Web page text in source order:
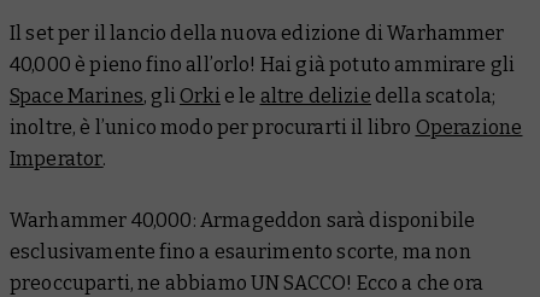
Il set per il lancio della nuova edizione di Warhammer
40,000 è pieno fino all’orlo! Hai già potuto ammirare gli
Space Marines, gli Orki e le altre delizie della scatola;
inoltre, è l’unico modo per procurarti il libro Operazione
Imperator.
Warhammer 40,000: Armageddon sarà disponibile
esclusivamente fino a esaurimento scorte, ma non
preoccuparti, ne abbiamo UN SACCO! Ecco a che ora